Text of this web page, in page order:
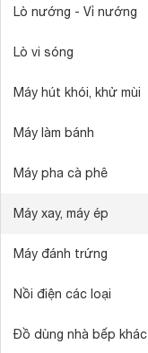
Lò nướng - Vỉ nướng
Lò vi sóng
Máy hút khói, khử mùi
Máy làm bánh
Máy pha cà phê
Máy xay, máy ép
Máy đánh trứng
Nồi điện các loại
Đồ dùng nhà bếp khác